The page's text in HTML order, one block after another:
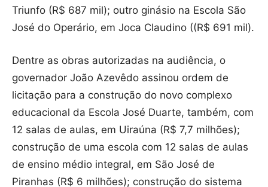
Triunfo (R$ 687 mil); outro ginásio na Escola São
José do Operário, em Joca Claudino ((R$ 691 mil).
Dentre as obras autorizadas na audiência, o
governador João Azevêdo assinou ordem de
licitação para a construção do novo complexo
educacional da Escola José Duarte, também, com
12 salas de aulas, em Uiraúna (R$ 7,7 milhões);
construção de uma escola com 12 salas de aulas
de ensino médio integral, em São José de
Piranhas (R$ 6 milhões); construção do sistema